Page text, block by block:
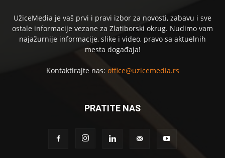
UžiceMedia je vaš prvi i pravi izbor za novosti, zabavu i sve
ostale informacije vezane za Zlatiborski okrug. Nudimo vam
najažurnije informacije, slike i video, pravo sa aktuelnih
mesta događaja!
Kontaktirajte nas: office@uzicemedia.rs
PRATITE NAS